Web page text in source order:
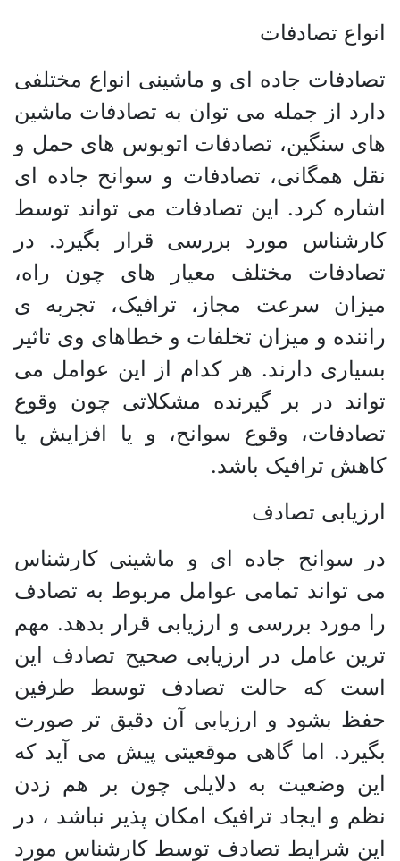
انواع تصادفات
تصادفات جاده ای و ماشینی انواع مختلفی
دارد از جمله می توان به تصادفات ماشین
های سنگین، تصادفات اتوبوس های حمل و
نقل همگانی، تصادفات و سوانح جاده ای
اشاره کرد. این تصادفات می تواند توسط
کارشناس مورد بررسی قرار بگیرد. در
تصادفات مختلف معیار های چون راه،
میزان سرعت مجاز، ترافیک، تجربه ی
راننده و میزان تخلفات و خطاهای وی تاثیر
بسیاری دارند. هر کدام از این عوامل می
تواند در بر گیرنده مشکلاتی چون وقوع
تصادفات، وقوع سوانح، و یا افزایش یا
کاهش ترافیک باشد.
ارزیابی تصادف
در سوانح جاده ای و ماشینی کارشناس
می تواند تمامی عوامل مربوط به تصادف
را مورد بررسی و ارزیابی قرار بدهد. مهم
ترین عامل در ارزیابی صحیح تصادف این
است که حالت تصادف توسط طرفین
حفظ بشود و ارزیابی آن دقیق تر صورت
بگیرد. اما گاهی موقعیتی پیش می آید که
این وضعیت به دلایلی چون بر هم زدن
نظم و ایجاد ترافیک امکان پذیر نباشد ، در
این شرایط تصادف توسط کارشناس مورد